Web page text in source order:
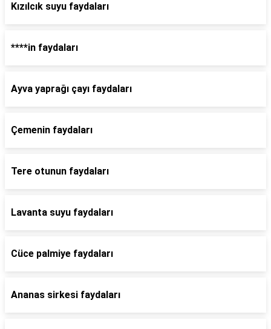
Kızılcık suyu faydaları
****in faydaları
Ayva yaprağı çayı faydaları
Çemenin faydaları
Tere otunun faydaları
Lavanta suyu faydaları
Cüce palmiye faydaları
Ananas sirkesi faydaları